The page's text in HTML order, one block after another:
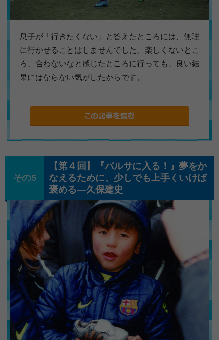
息子が「行きたくない」と答えたところには、無理
に行かせることはしませんでした。楽しくないとこ
ろ、合わないなと感じたところに行っても、良い結
果にはならない気がしたからです。
【第４回】『バルサに入る！』夢をか
なえるために、少しでも上手くいけば
褒める―久保建史